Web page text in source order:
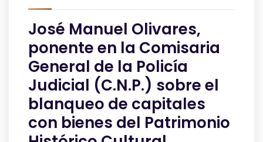
José Manuel Olivares,
ponente en la Comisaria
General de la Policía
Judicial (C.N.P.) sobre el
blanqueo de capitales
con bienes del Patrimonio